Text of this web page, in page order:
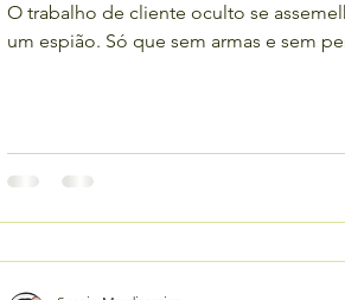
O trabalho de cliente oculto se
um espião. Só que sem armas e sem